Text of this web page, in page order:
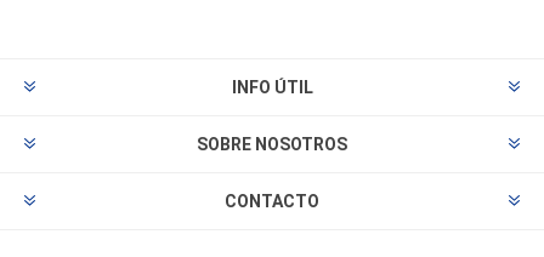
INFO ÚTIL
SOBRE NOSOTROS
CONTACTO